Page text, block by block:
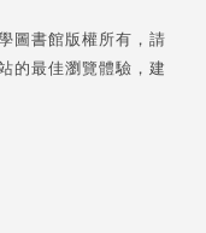
圖書館版權所有，請
的最佳瀏覽體驗，建